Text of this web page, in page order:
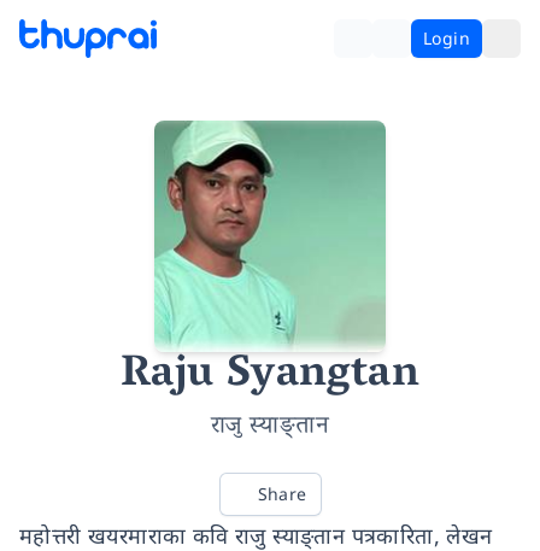
Login
Raju Syangtan
राजु स्याङ्तान
Share
महोत्तरी खयरमाराका कवि राजु स्याङ्तान पत्रकारिता, लेखन